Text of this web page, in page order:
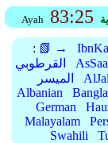
Ayah 83:25
: 📗 →
القرطوبي
الميسر
Albanian
Bangla
German
Malayalam
Swahili